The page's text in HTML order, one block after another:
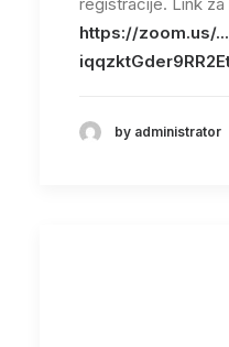
https://zoom.us/
by administrator